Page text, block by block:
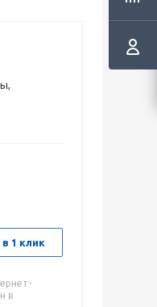
1 клик
в